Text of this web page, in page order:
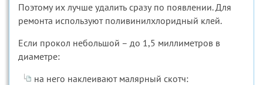
Поэтому их лучше удалить сразу по появлении. Для
ремонта используют поливинилхлоридный клей.
Если прокол небольшой – до 1,5 миллиметров в
диаметре:
на него наклеивают малярный скотч: